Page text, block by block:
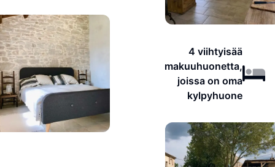
4 viihtyisää
makuuhuonetta,
joissa on oma
kylpyhuone